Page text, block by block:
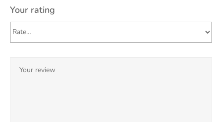
Your rating